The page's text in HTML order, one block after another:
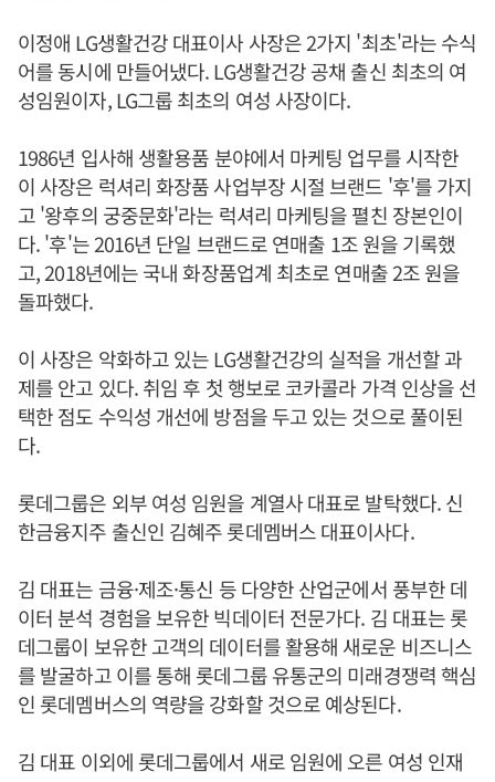
이정애 LG생활건강 대표이사 사장은 2가지 '최초'라는 수식
어를 동시에 만들어냈다. LG생활건강 공채 출신 최초의 여
성임원이자, LG그룹 최초의 여성 사장이다.
1986년 입사해 생활용품 분야에서 마케팅 업무를 시작한
이 사장은 럭셔리 화장품 사업부장 시절 브랜드 '후'를 가지
고 '왕후의 궁중문화'라는 럭셔리 마케팅을 펼친 장본인이
다. '후'는 2016년 단일 브랜드로 연매출 1조 원을 기록했
고, 2018년에는 국내 화장품업계 최초로 연매출 2조 원을
돌파했다.
이 사장은 악화하고 있는 LG생활건강의 실적을 개선할 과
제를 안고 있다. 취임 후 첫 행보로 코카콜라 가격 인상을 선
택한 점도 수익성 개선에 방점을 두고 있는 것으로 풀이된
다.
롯데그룹은 외부 여성 임원을 계열사 대표로 발탁했다. 신
한금융지주 출신인 김혜주 롯데멤버스 대표이사다.
김 대표는 금융·제조·통신 등 다양한 산업군에서 풍부한 데
이터 분석 경험을 보유한 빅데이터 전문가다. 김 대표는 롯
데그룹이 보유한 고객의 데이터를 활용해 새로운 비즈니스
를 발굴하고 이를 통해 롯데그룹 유통군의 미래경쟁력 핵심
인 롯데멤버스의 역량을 강화할 것으로 예상된다.
김 대표 이외에 롯데그룹에서 새로 임원에 오른 여성 인재